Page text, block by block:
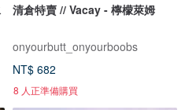
清倉特賣 // Vacay - 檸檬萊姆
onyourbutt_onyourboobs
NT$ 682
8 人正準備購買